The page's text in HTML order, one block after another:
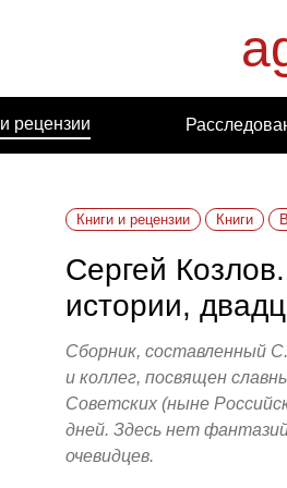
рецензии
Книги и рецензии Книги
Сергей
истории,
Сборник, составленный
и коллег, посвящен
Советских (ныне
дней. Здесь нет
очевидцев.